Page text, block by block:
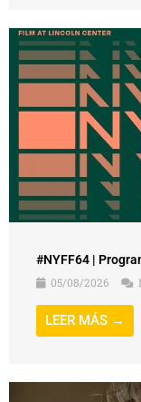
#NYFF64 |
05/08/2026
LEER MÁS →